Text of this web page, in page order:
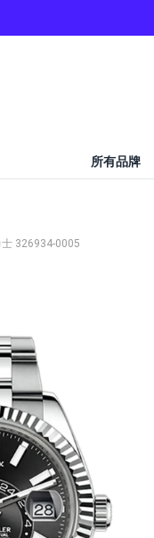
所有品牌
326934-0005